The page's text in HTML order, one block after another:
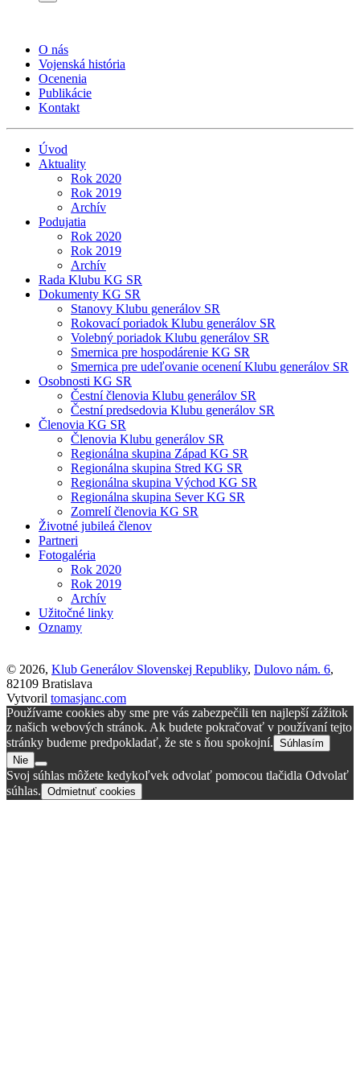
O nás
Vojenská história
Ocenenia
Publikácie
Kontakt
Úvod
Aktuality
Rok 2020
Rok 2019
Archív
Podujatia
Rok 2020
Rok 2019
Archív
Rada Klubu KG SR
Dokumenty KG SR
Stanovy Klubu generálov SR
Rokovací poriadok Klubu generálov SR
Volebný poriadok Klubu generálov SR
Smernica pre hospodárenie KG SR
Smernica pre udeľovanie ocenení Klubu generálov SR
Osobnosti KG SR
Čestní členovia Klubu generálov SR
Čestní predsedovia Klubu generálov SR
Členovia KG SR
Členovia Klubu generálov SR
Regionálna skupina Západ KG SR
Regionálna skupina Stred KG SR
Regionálna skupina Východ KG SR
Regionálna skupina Sever KG SR
Zomrelí členovia KG SR
Životné jubileá členov
Partneri
Fotogaléria
Rok 2020
Rok 2019
Archív
Užitočné linky
Oznamy
© 2026, Klub Generálov Slovenskej Republiky, Dulovo nám. 6,
82109 Bratislava
Vytvoril tomasjanc.com
Používame cookies aby sme pre vás zabezpečili ten najlepší zážitok
z našich webových stránok. Ak budete pokračovať v používaní tejto
stránky budeme predpokladať, že ste s ňou spokojní. Súhlasím
Nie
Svoj súhlas môžete kedykoľvek odvolať pomocou tlačidla Odvolať
súhlas. Odmietnuť cookies